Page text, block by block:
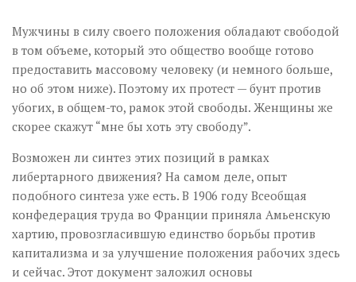
Мужчины в силу своего положения обладают свободой
в том объеме, который это общество вообще готово
предоставить массовому человеку (и немного больше,
но об этом ниже). Поэтому их протест — бунт против
убогих, в общем-то, рамок этой свободы. Женщины же
скорее скажут “мне бы хоть эту свободу”.
Возможен ли синтез этих позиций в рамках
либертарного движения? На самом деле, опыт
подобного синтеза уже есть. В 1906 году Всеобщая
конфедерация труда во Франции приняла Амьенскую
хартию, провозгласившую единство борьбы против
капитализма и за улучшение положения рабочих здесь
и сейчас. Этот документ заложил основы